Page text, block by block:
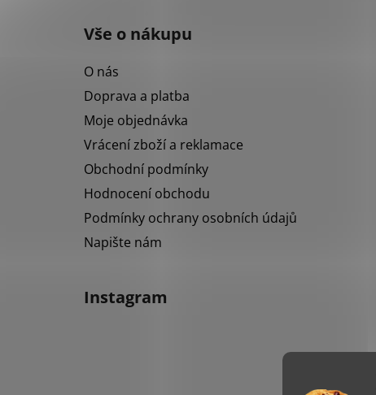
Vše o nákupu
O nás
Doprava a platba
Moje objednávka
Vrácení zboží a reklamace
Obchodní podmínky
Hodnocení obchodu
Podmínky ochrany osobních údajů
Napište nám
Instagram